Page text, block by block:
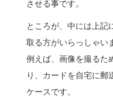
させる事です。
ところが、中には上記
取る方がいらっしゃい
例えば、画像を撮るた
り、カードを自宅に郵
ケースです。